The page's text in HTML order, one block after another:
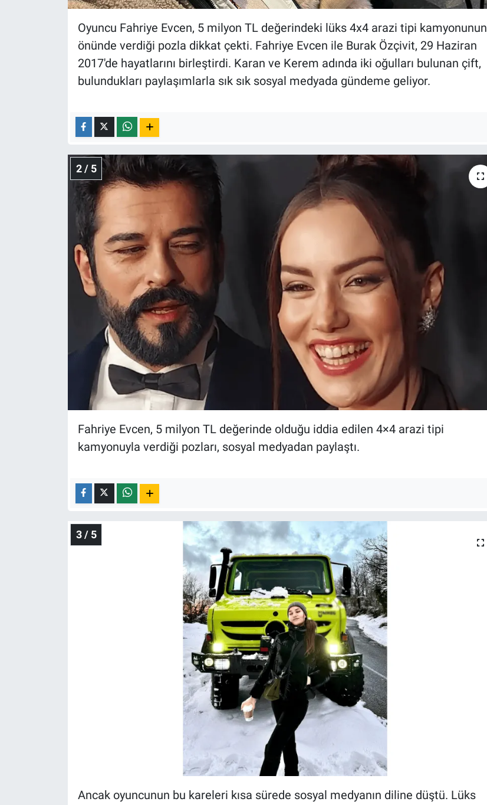
Oyuncu Fahriye Evcen, 5 milyon TL değerindeki lüks 4x4 arazi tipi kamyonunun
önünde verdiği pozla dikkat çekti. Fahriye Evcen ile Burak Özçivit, 29 Haziran
2017'de hayatlarını birleştirdi. Karan ve Kerem adında iki oğulları bulunan çift,
bulundukları paylaşımlarla sık sık sosyal medyada gündeme geliyor.
2 / 5
Fahriye Evcen, 5 milyon TL değerinde olduğu iddia edilen 4×4 arazi tipi
kamyonuyla verdiği pozları, sosyal medyadan paylaştı.
3 / 5
Ancak oyuncunun bu kareleri kısa sürede sosyal medyanın diline düştü. Lüks
Programlar
Teknoloji
Türkiye'nin Geleceği
Türkiye'nin Gündemi
Yerel Gündem
Yerel Yaşam